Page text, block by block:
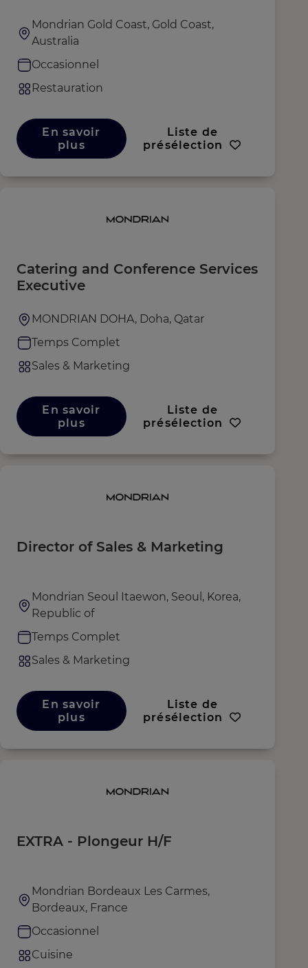
Mondrian Gold Coast, Gold Coast,
Australia
Occasionnel
Restauration
En savoir
plus
Liste de
présélection
Catering and Conference Services
Executive
MONDRIAN DOHA, Doha, Qatar
Temps Complet
Sales & Marketing
En savoir
plus
Liste de
présélection
Director of Sales & Marketing
Mondrian Seoul Itaewon, Seoul, Korea,
Republic of
Temps Complet
Sales & Marketing
En savoir
plus
Liste de
présélection
EXTRA - Plongeur H/F
Mondrian Bordeaux Les Carmes,
Bordeaux, France
Occasionnel
Cuisine